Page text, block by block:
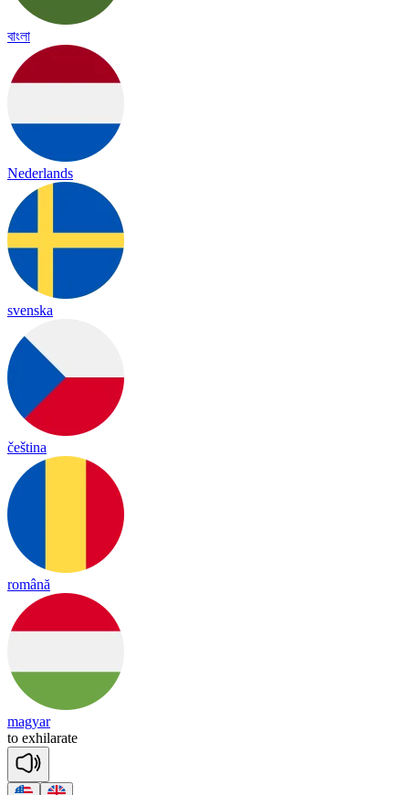
বাংলা
Nederlands
svenska
čeština
română
magyar
to exhilarate